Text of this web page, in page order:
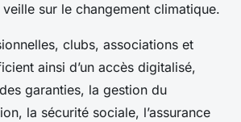
sur le changement climatique.
clubs, associations et
ainsi d’un accès digitalisé,
garanties, la gestion du
la sécurité sociale, l’assurance